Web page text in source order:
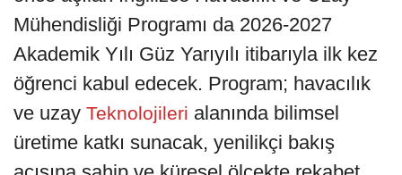
Mühendisliği Programı da 2026-2027
Akademik Yılı Güz Yarıyılı itibarıyla ilk kez
öğrenci kabul edecek. Program; havacılık
ve uzay Teknolojileri alanında bilimsel
üretime katkı sunacak, yenilikçi bakış